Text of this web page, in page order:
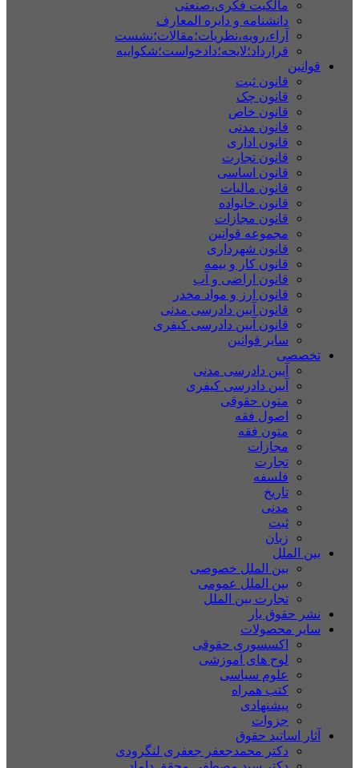
مالکیت فکری،صنعتی
دانشنامه و دایره المعارف
آراء،رویه،نظریات؛مقالات؛نشست
قرارداد؛لایحه؛دادخواست؛شکواییه
قوانین
قانون ثبت
قانون چک
قانون خاص
قانون مدنی
قانون اداری
قانون تجارت
قانون اساسی
قانون مالیات
قانون خانواده
قانون مجازات
مجموعه قوانین
قانون شهرداری
قانون کار و بیمه
قانون اراضی و آب
قانون ارز و مواد مخدر
قانون آیین دادرسی مدنی
قانون آیین دادرسی کیفری
سایر قوانین
تخصصی
آیین دادرسی مدنی
آیین دادرسی کیفری
متون حقوقی
اصول فقه
متون فقه
مجازات
تجارت
فلسفه
تاریخ
مدنی
ثبت
زبان
بین الملل
بین الملل خصوصی
بین الملل عمومی
تجارت بین الملل
نشر حقوق یار
سایر محصولات
اکسسوری حقوقی
لوح های آموزشی
علوم سیاسی
کتب همراه
پیشنهادی
جزوات
آثار اساتید حقوق
دکتر محمدجعفر جعفری لنگرودی